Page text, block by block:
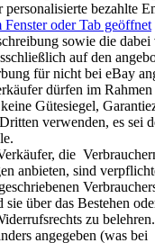
bezahlte
oder Tab geöffnet
sowie die
auf den
für nicht bei eBay
dürfen im
Gütesiegel,
verwenden, es sei
die
anbieten, sind
sie über das Bestehen
zu belehren.
angegeben (was bei